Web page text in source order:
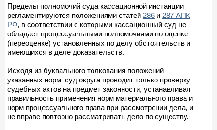
Пределы полномочий суда кассационной инстанции
регламентируются положениями статей 286 и 287 АПК
РФ, в соответствии с которыми кассационный суд не
обладает процессуальными полномочиями по оценке
(переоценке) установленных по делу обстоятельств и
имеющихся в деле доказательств.
Исходя из буквального толкования положений
указанных норм, суд округа проводит только проверку
судебных актов на предмет законности, устанавливая
правильность применения норм материального права и
норм процессуального права при рассмотрении дела, и
не вправе повторно рассматривать дело по существу.